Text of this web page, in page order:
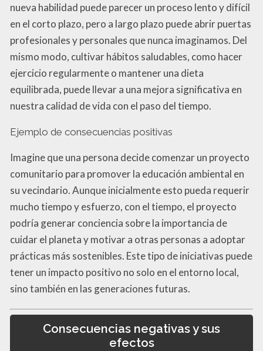
nueva habilidad puede parecer un proceso lento y difícil
en el corto plazo, pero a largo plazo puede abrir puertas
profesionales y personales que nunca imaginamos. Del
mismo modo, cultivar hábitos saludables, como hacer
ejercicio regularmente o mantener una dieta
equilibrada, puede llevar a una mejora significativa en
nuestra calidad de vida con el paso del tiempo.
Ejemplo de consecuencias positivas
Imagine que una persona decide comenzar un proyecto
comunitario para promover la educación ambiental en
su vecindario. Aunque inicialmente esto pueda requerir
mucho tiempo y esfuerzo, con el tiempo, el proyecto
podría generar conciencia sobre la importancia de
cuidar el planeta y motivar a otras personas a adoptar
prácticas más sostenibles. Este tipo de iniciativas puede
tener un impacto positivo no solo en el entorno local,
sino también en las generaciones futuras.
Consecuencias negativas y sus
efectos